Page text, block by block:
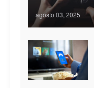
agosto 03, 2025